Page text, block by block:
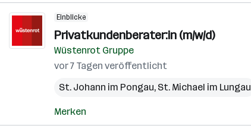
Einblicke
Privatkundenberater:in (m/w/d)
Wüstenrot Gruppe
vor 7 Tagen veröffentlicht
St. Johann im Pongau, St. Michael im Lungau
Merken